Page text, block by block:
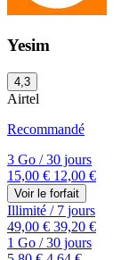
Yesim
4,3
Airtel
Recommandé
3 Go /30 jours
15,00 € 12,00 €
Voir le forfait
Illimité /7 jours
49,00 € 39,20 €
1 Go /30 jours